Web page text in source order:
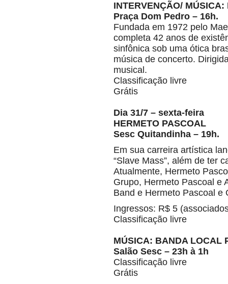
INTERVENÇÃO/
Praça Dom Pedro – 16h.
Fundada em 1972 pelo
completa 42 anos de
sinfônica sob uma ótica
música de concerto.
musical.
Classificação livre
Grátis
Dia 31/7 – sexta-feira
HERMETO PASCOAL
Sesc Quitandinha – 19h.
Em sua carreira artística
“Slave Mass”, além de ter
Atualmente, Hermeto
Grupo, Hermeto Pascoal e
Band e Hermeto Pascoal e
Ingressos: R$ 5
Classificação livre
MÚSICA: BANDA LOCAL
Salão Sesc – 23h à 1h
Classificação livre
Grátis